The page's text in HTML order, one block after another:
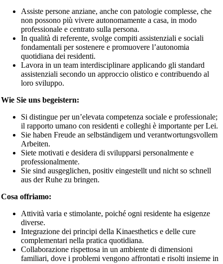
Assiste persone anziane, anche con patologie complesse, che
non possono più vivere autonomamente a casa, in modo
professionale e centrato sulla persona.
In qualità di referente, svolge compiti assistenziali e sociali
fondamentali per sostenere e promuovere l’autonomia
quotidiana dei residenti.
Lavora in un team interdisciplinare applicando gli standard
assistenziali secondo un approccio olistico e contribuendo al
loro sviluppo.
Wie Sie uns begeistern:
Si distingue per un’elevata competenza sociale e professionale;
il rapporto umano con residenti e colleghi è importante per Lei.
Sie haben Freude an selbständigem und verantwortungsvollem
Arbeiten.
Siete motivati e desidera di svilupparsi personalmente e
professionalmente.
Sie sind ausgeglichen, positiv eingestellt und nicht so schnell
aus der Ruhe zu bringen.
Cosa offriamo:
Attività varia e stimolante, poiché ogni residente ha esigenze
diverse.
Integrazione dei principi della Kinaesthetics e delle cure
complementari nella pratica quotidiana.
Collaborazione rispettosa in un ambiente di dimensioni
familiari, dove i problemi vengono affrontati e risolti insieme in